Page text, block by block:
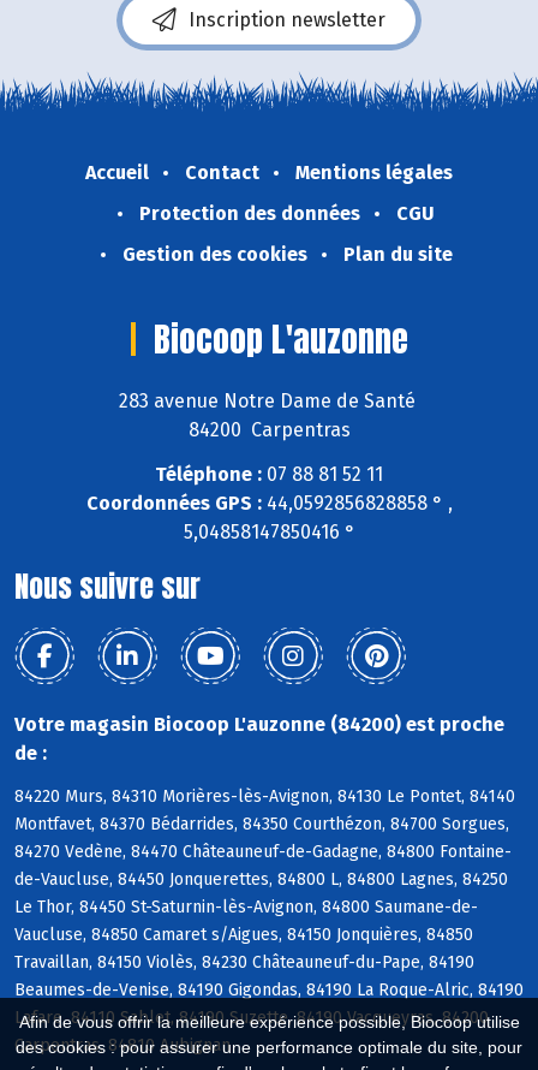
Afin de vous offrir la meilleure expérience possible, Biocoop utilise
des cookies : pour assurer une performance optimale du site, pour
Inscription newsletter
Accueil Contact
Mentions légales
Protection des données
CGU
Gestion des cookies
Plan du site
Biocoop L'auzonne
283 avenue Notre Dame de Santé
84200 Carpentras
Téléphone : 07 88 81 52 11
Coordonnées GPS :44,0592856828858 ° ,
5,04858147850416 °
Nous suivre sur
Votre magasin Biocoop L'auzonne (84200) est proche
de :
84220 Murs, 84310 Morières-lès-Avignon, 84130 Le Pontet, 84140
Montfavet, 84370 Bédarrides, 84350 Courthézon, 84700 Sorgues,
84270 Vedène, 84470 Châteauneuf-de-Gadagne, 84800 Fontaine-
de-Vaucluse, 84450 Jonquerettes, 84800 L, 84800 Lagnes, 84250
Le Thor, 84450 St-Saturnin-lès-Avignon, 84800 Saumane-de-
Vaucluse, 84850 Camaret s/Aigues, 84150 Jonquières, 84850
Travaillan, 84150 Violès, 84230 Châteauneuf-du-Pape, 84190
Beaumes-de-Venise, 84190 Gigondas, 84190 La Roque-Alric, 84190
Lafare, 84110 Sablet, 84190 Suzette, 84190 Vacqueyras, 84200
Carpentras, 84810 Aubignan